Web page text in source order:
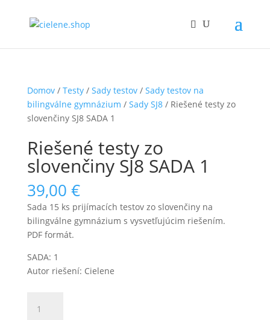
Domov/ Testy/ Sady testov/ Sady testov na
bilingválne gymnázium / Sady SJ8/ Riešené testy zo
slovenčiny SJ8 SADA 1
Riešené testy zo
slovenčiny SJ8 SADA 1
39,00 €
Sada 15 ks prijímacích testov zo slovenčiny na
bilingválne gymnázium s vysvetľujúcim riešením.
PDF formát.
SADA: 1
Autor riešení: Cielene
Riešené